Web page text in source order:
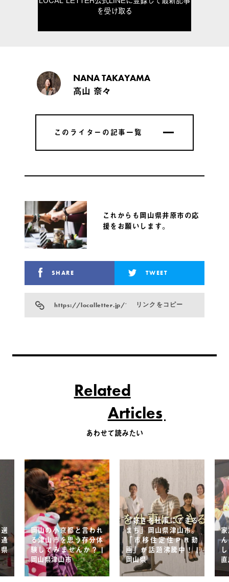
を受け取る
NANA TAKAYAMA
高山 奈々
このライターの記事一覧
このライターの記事一覧
これからも岡山県井原市の応
援をお願いします。
SHARE TWEET
https://localletter.jp/?p=839リンクをコピー
Related
Articles
あわせて読みたい
岡山の小京都と言われ
る津山市を思う存分体
験してみませんか？ |
岡山県津山市
「好きを仕事にできる
まち」岡山県津山市。
「市移住定住ＰＲ動
画」が話題沸騰中！ |
岡山県